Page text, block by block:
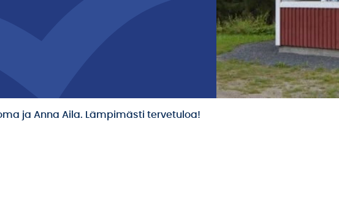
ja Anna Aila. Lämpimästi tervetuloa!